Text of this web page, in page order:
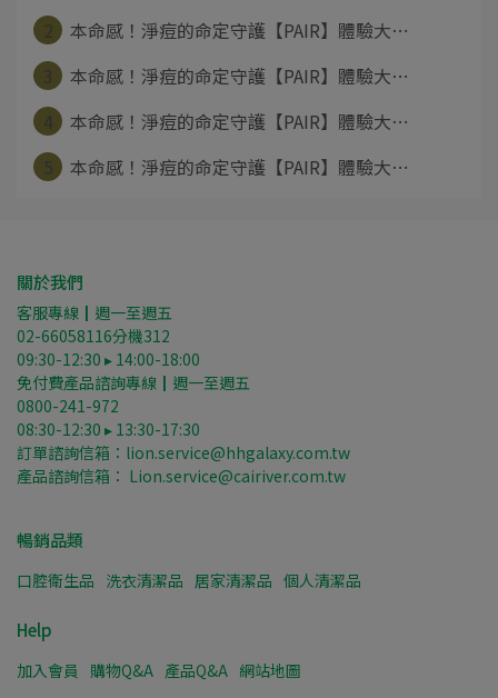
本命感！淨痘的命定守護【PAIR】體驗大⋯
本命感！淨痘的命定守護【PAIR】體驗大⋯
本命感！淨痘的命定守護【PAIR】體驗大⋯
本命感！淨痘的命定守護【PAIR】體驗大⋯
關於我們
客服專線┃週一至週五
02-66058116分機312
09:30-12:30 ▸ 14:00-18:00
免付費產品諮詢專線┃週一至週五
0800-241-972
08:30-12:30 ▸ 13:30-17:30
訂單諮詢信箱：lion.service@hhgalaxy.com.tw
產品諮詢信箱： Lion.service@cairiver.com.tw
暢銷品類
口腔衛生品 洗衣清潔品 居家清潔品 個人清潔品
Help
加入會員 購物Q&A 產品Q&A 網站地圖